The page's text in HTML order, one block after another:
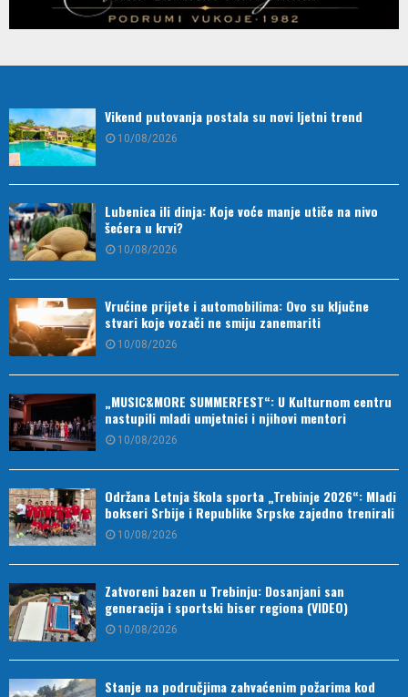
Vikend putovanja postala su novi ljetni trend
10/08/2026
Lubenica ili dinja: Koje voće manje utiče na nivo
šećera u krvi?
10/08/2026
Vrućine prijete i automobilima: Ovo su ključne
stvari koje vozači ne smiju zanemariti
10/08/2026
„MUSIC&MORE SUMMERFEST“: U Kulturnom centru
nastupili mladi umjetnici i njihovi mentori
10/08/2026
Održana Letnja škola sporta „Trebinje 2026“: Mladi
bokseri Srbije i Republike Srpske zajedno trenirali
10/08/2026
Zatvoreni bazen u Trebinju: Dosanjani san
generacija i sportski biser regiona (VIDEO)
10/08/2026
Stanje na područjima zahvaćenim požarima kod